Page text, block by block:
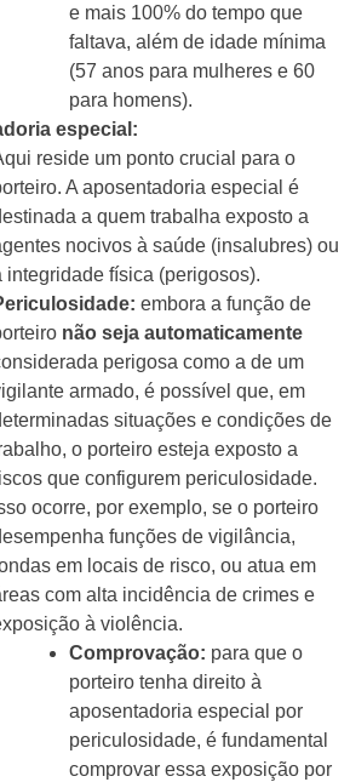
e mais 100% do tempo que
faltava, além de idade mínima
(57 anos para mulheres e 60
para homens).
especial:
reside um ponto crucial para o
A aposentadoria especial é
a quem trabalha exposto a
nocivos à saúde (insalubres) ou
integridade física (perigosos).
embora a função de
não seja automaticamente
perigosa como a de um
armado, é possível que, em
situações e condições de
o porteiro esteja exposto a
que configurem periculosidade.
ocorre, por exemplo, se o porteiro
funções de vigilância,
em locais de risco, ou atua em
com alta incidência de crimes e
à violência.
Comprovação: para que o
porteiro tenha direito à
aposentadoria especial por
periculosidade, é fundamental
comprovar essa exposição por